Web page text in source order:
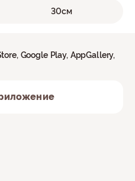
30см
Google Play, AppGallery,